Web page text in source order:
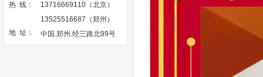
热 线：
13716669110（北京）
13525516687（郑州）
地 址：
中国.郑州.经三路北99号